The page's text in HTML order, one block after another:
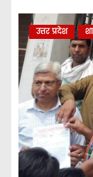
उत्तर प्रदेश